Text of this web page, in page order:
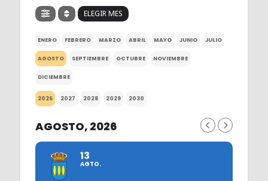
ELEGIR MES
ENERO FEBRERO MARZO ABRIL MAYO JUNIO JULIO
AGOSTO SEPTIEMBRE OCTUBRE NOVIEMBRE
DICIEMBRE
2026 2027 2028 2029 2030
AGOSTO, 2026
13
AGTO.